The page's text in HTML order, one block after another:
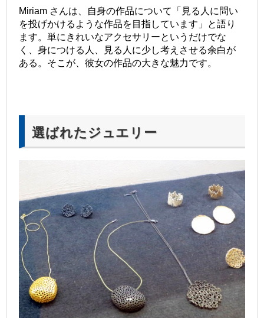
Miriam さんは、自身の作品について「見る人に問い
を投げかけるような作品を目指しています」と語り
ます。単にきれいなアクセサリーというだけでな
く、身につける人、見る人に少し考えさせる余白が
ある。そこが、彼女の作品の大きな魅力です。
選ばれたジュエリー